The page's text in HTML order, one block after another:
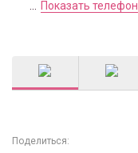
Показать телефон
Поделиться: